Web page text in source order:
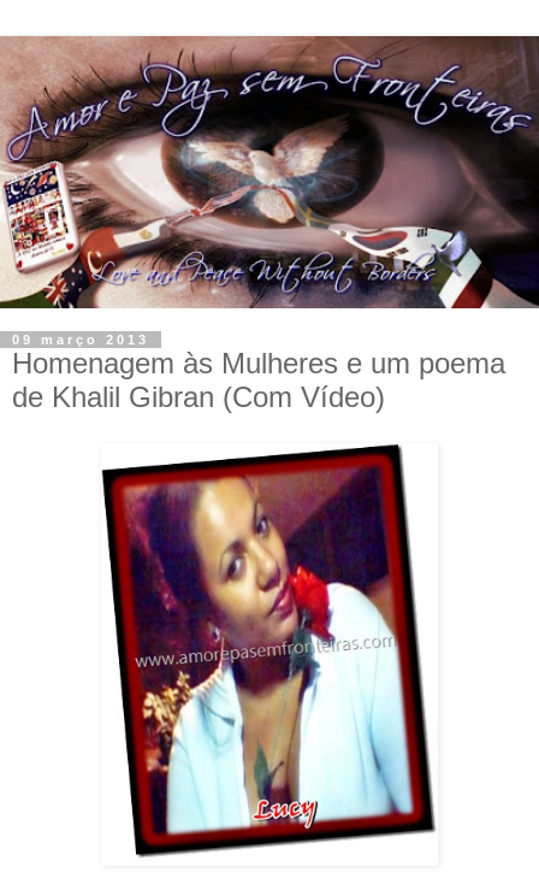
09 março 2013
Homenagem às Mulheres e um poema
de Khalil Gibran (Com Vídeo)